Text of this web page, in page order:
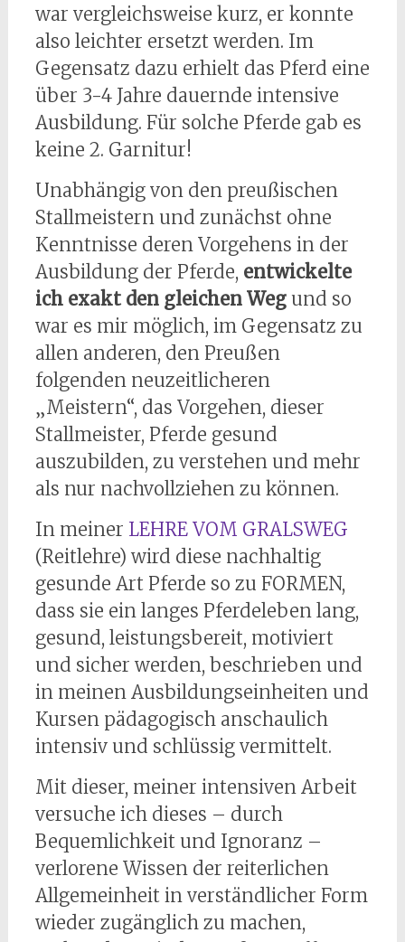
war vergleichsweise kurz, er konnte
also leichter ersetzt werden. Im
Gegensatz dazu erhielt das Pferd eine
über 3-4 Jahre dauernde intensive
Ausbildung. Für solche Pferde gab es
keine 2. Garnitur!
Unabhängig von den preußischen
Stallmeistern und zunächst ohne
Kenntnisse deren Vorgehens in der
Ausbildung der Pferde, entwickelte
ich exakt den gleichen Wegund so
war es mir möglich, im Gegensatz zu
allen anderen, den Preußen
folgenden neuzeitlicheren
„Meistern“, das Vorgehen, dieser
Stallmeister, Pferde gesund
auszubilden, zu verstehen und mehr
als nur nachvollziehen zu können.
In meiner LEHRE VOM GRALSWEG
(Reitlehre) wird diese nachhaltig
gesunde Art Pferde so zu FORMEN,
dass sie ein langes Pferdeleben lang,
gesund, leistungsbereit, motiviert
und sicher werden, beschrieben und
in meinen Ausbildungseinheiten und
Kursen pädagogisch anschaulich
intensiv und schlüssig vermittelt.
Mit dieser, meiner intensiven Arbeit
versuche ich dieses – durch
Bequemlichkeit und Ignoranz –
verlorene Wissen der reiterlichen
Allgemeinheit in verständlicher Form
wieder zugänglich zu machen,